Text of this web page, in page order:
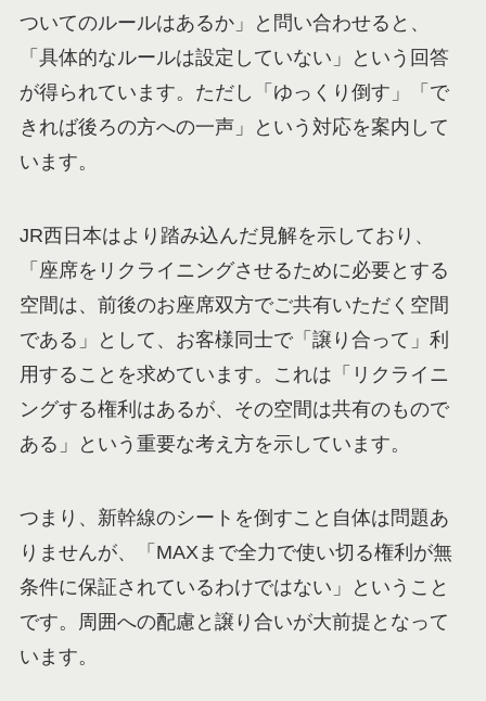
ついてのルールはあるか」と問い合わせると、
「具体的なルールは設定していない」という回答
が得られています。ただし「ゆっくり倒す」「で
きれば後ろの方への一声」という対応を案内して
います。
JR西日本はより踏み込んだ見解を示しており、
「座席をリクライニングさせるために必要とする
空間は、前後のお座席双方でご共有いただく空間
である」として、お客様同士で「譲り合って」利
用することを求めています。これは「リクライニ
ングする権利はあるが、その空間は共有のもので
ある」という重要な考え方を示しています。
つまり、新幹線のシートを倒すこと自体は問題あ
りませんが、「MAXまで全力で使い切る権利が無
条件に保証されているわけではない」ということ
です。周囲への配慮と譲り合いが大前提となって
います。